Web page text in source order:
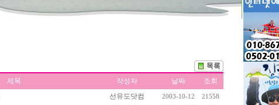
제목 작성자 날짜 조회
선유도닷컴 2003-10-12 21558